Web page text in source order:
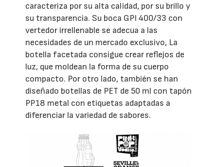
caracteriza por su alta calidad, por su brillo y
su transparencia. Su boca GPI 400/33 con
vertedor irrellenable se adecua a las
necesidades de un mercado exclusivo, La
botella facetada consigue crear reflejos de
luz, que moldean la forma de su cuerpo
compacto. Por otro lado, también se han
diseñado botellas de PET de 50 ml con tapón
PP18 metal con etiquetas adaptadas a
diferenciar la variedad de sabores.